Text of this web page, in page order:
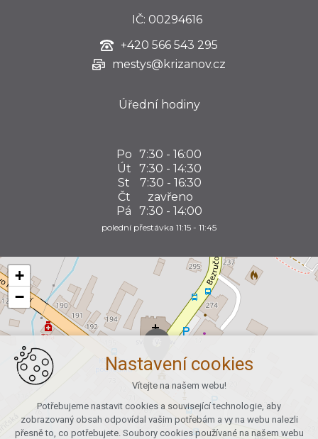
IČ: 00294616
+420 566 543 295
mestys@krizanov.cz
Úřední hodiny
Po 7:30 - 16:00
Út
7:30 - 14:30
St
7:30 - 16:30
Čt
zavřeno
Pá
7:30 - 14:00
polední přestávka 11:15 - 11:45
+
−
Nastavení cookies
Vítejte na našem webu!
Potřebujeme nastavit cookies a související technologie, aby
zobrazovaný obsah odpovídal vašim potřebám a vy na webu nalezli
přesně to, co potřebujete. Soubory cookies používané na našem webu